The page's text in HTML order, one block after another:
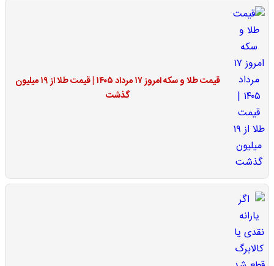
قیمت طلا و سکه امروز ۱۷ مرداد ۱۴۰۵ | قیمت طلا از ۱۹ میلیون
گذشت